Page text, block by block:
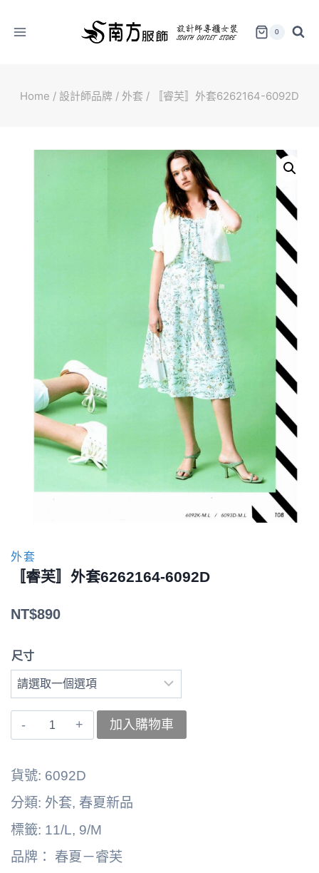
0
Home / 設計師品牌 / 外套 / 〚睿芙〛外套6262164-6092D
外套
〚睿芙〛外套6262164-6092D
NT$890
尺寸
〚睿
6262164-
6092D
數
加入購物車
貨號: 6092D
分類: 外套, 春夏新品
標籤: 11/L, 9/M
品牌： 春夏－睿芙